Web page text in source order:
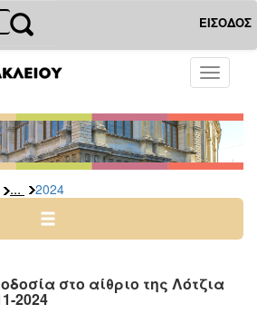
ΕΙΣΟΔΟΣ
Toggle
... 2024
στο αίθριο της Λότζια
2024